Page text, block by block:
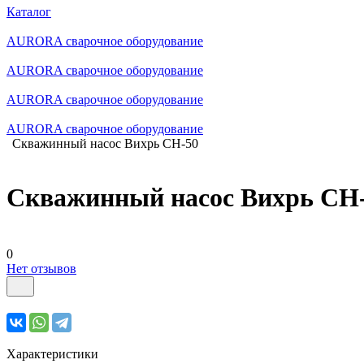
Каталог
AURORA сварочное оборудование
AURORA сварочное оборудование
AURORA сварочное оборудование
AURORA сварочное оборудование
Скважинный насос Вихрь СН-50
Скважинный насос Вихрь
0
Нет отзывов
Характеристики